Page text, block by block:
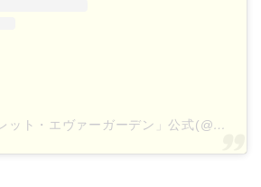
「劇場版 ヴァイオレット・エヴァーガーデン」公式(@violetevergarden_movie)がシェアした投稿